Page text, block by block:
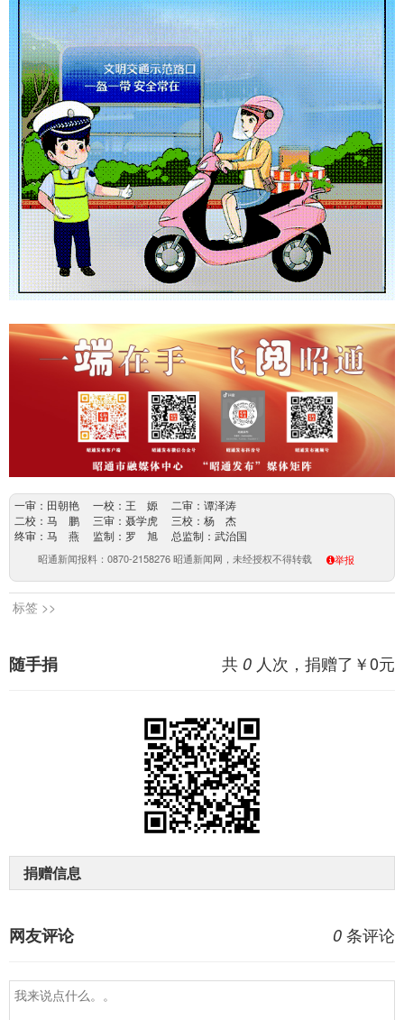
一审：田朝艳 一校：王 嫄 二审：谭泽涛
二校：马 鹏 三审：聂学虎 三校：杨 杰
终审：马 燕 监制：罗 旭 总监制：武治国
昭通新闻报料：0870-2158276 昭通新闻网，未经授权不得转载 举报
标签 >>
共 0 人次，捐赠了￥0元
随手捐
捐赠信息
0 条评论
网友评论